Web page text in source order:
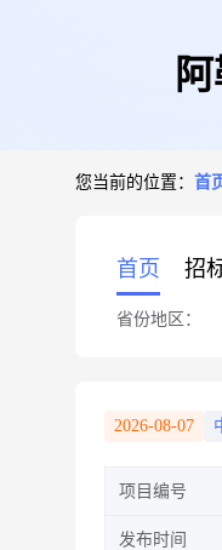
您当前的位置： 首
首页 招
省份地区：
2026-08-07
项目编号
发布时间